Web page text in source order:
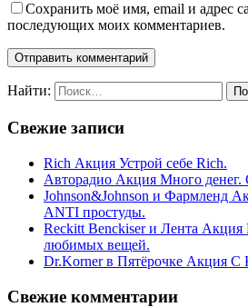
Сохранить моё имя, email и адрес
последующих моих комментариев.
Найти:
Свежие записи
Rich Акция Устрой себе Rich.
Авторадио Акция Много денег.
Johnson&Johnson и Фармленд
ANTI простуды.
Reckitt Benckiser и Лента Акция
любимых вещей.
Dr.Korner в Пятёрочке Акция С
Свежие комментарии